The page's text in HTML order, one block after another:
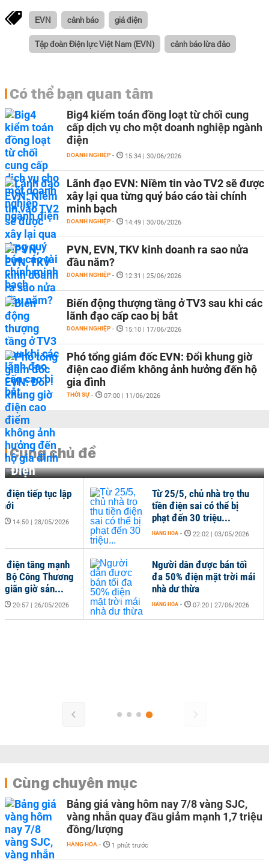
EVN cảnh báo giá điện
Tập đoàn Điện lực Việt Nam (EVN) cảnh báo lừa đảo
Có thể bạn quan tâm
Big4 kiểm toán đồng loạt từ chối cung
cấp dịch vụ cho một doanh nghiệp ngành
điện
DOANH NGHIỆP - 15:34 | 30/06/2026
Lãnh đạo EVN: Niềm tin vào TV2 sẽ được
xây lại qua từng quý báo cáo tài chính
minh bạch
DOANH NGHIỆP - 14:49 | 30/06/2026
PVN, EVN, TKV kinh doanh ra sao nửa
đầu năm?
DOANH NGHIỆP - 12:31 | 25/06/2026
Biến động thượng tầng ở TV3 sau khi các
lãnh đạo cấp cao bị bắt
DOANH NGHIỆP - 15:10 | 17/06/2026
Phó tổng giám đốc EVN: Đổi khung giờ
điện cao điểm không ảnh hưởng đến hộ
gia đình
THỜI SỰ - 07:00 | 11/06/2026
Cùng chủ đề
Điện
Người dân được bán tối
đa 50% điện mặt trời mái
nhà dư thừa
HÀNG HÓA - 07:20 | 27/06/2026
điện tiếp tục lập
14:50 | 28/05/2026
điện tăng mạnh
Bộ Công Thương
giãn giờ sản...
20:57 | 26/05/2026
Từ 25/5, chủ nhà trọ thu
tiền điện sai có thể bị
phạt đến 30 triệu...
HÀNG HÓA - 22:02 | 03/05/2026
Cùng chuyên mục
Bảng giá vàng hôm nay 7/8 vàng SJC,
vàng nhẫn quay đầu giảm mạnh 1,7 triệu
đồng/lượng
HÀNG HÓA - 1 phút trước